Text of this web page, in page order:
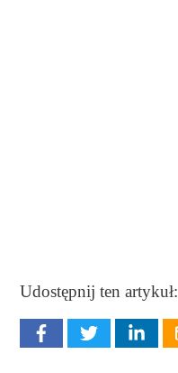
Udostępnij ten artykuł: